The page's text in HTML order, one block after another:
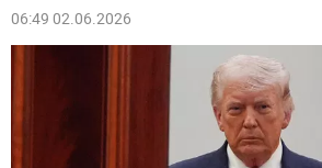
06:49 02.06.2026